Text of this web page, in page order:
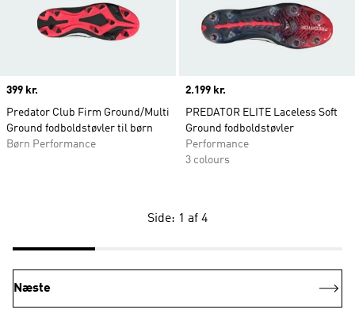
Price
399 kr.
Predator Club Firm Ground/Multi
Ground fodboldstøvler til børn
Børn Performance
Price
2.199 kr.
PREDATOR ELITE Laceless Soft
Ground fodboldstøvler
Performance
3 colours
Side: 1 af 4
Næste